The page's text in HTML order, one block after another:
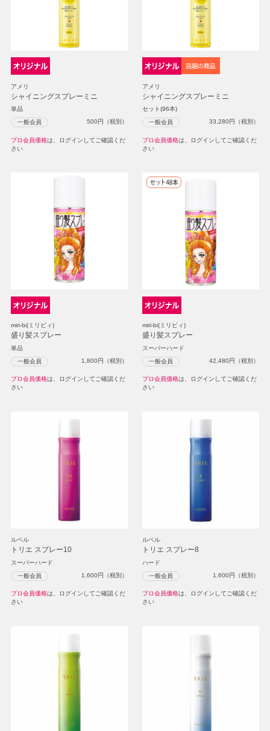
アメリ
シャイニングスプレーミニ
単品
一般会員 500円（税別）
プロ会員価格は、ログインしてご確認くだ
さい
アメリ
シャイニングスプレーミニ
セット(96本)
一般会員 33,280円（税別）
プロ会員価格は、ログインしてご確認くだ
さい
miri-bi(ミリビィ)
盛り髪スプレー
単品
一般会員 1,800円（税別）
プロ会員価格は、ログインしてご確認くだ
さい
miri-bi(ミリビィ)
盛り髪スプレー
スーパーハード
一般会員 42,480円（税別）
プロ会員価格は、ログインしてご確認くだ
さい
ルベル
トリエ スプレー10
スーパーハード
一般会員 1,600円（税別）
プロ会員価格は、ログインしてご確認くだ
さい
ルベル
トリエ スプレー8
ハード
一般会員 1,600円（税別）
プロ会員価格は、ログインしてご確認くだ
さい